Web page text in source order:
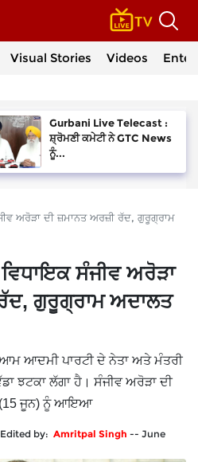
Visual Stories Videos
Gurbani Live Telecast :
ਸ਼੍ਰੋਮਣੀ ਕਮੇਟੀ ਨੇ GTC News
ਨੂੰ...
ਅਰੋੜਾ ਦੀ ਜ਼ਮਾਨਤ ਅਰਜ਼ੀ ਰੱਦ, ਗੁਰੂਗ੍ਰਾਮ
ਸੰਜੀਵ ਅਰੋੜਾ
ਗੁਰੂਗ੍ਰਾਮ ਅਦਾਲਤ
ਆਮ ਆਦਮੀ ਪਾਰਟੀ ਦੇ ਨੇਤਾ ਅਤੇ ਮੰਤਰੀ
ਝਟਕਾ ਲੱਗਾ ਹੈ। ਸੰਜੀਵ ਅਰੋੜਾ ਦੀ
(15 ਜੂਨ) ਨੂੰ ਆਇਆ
Edited by: Amritpal Singh -- June